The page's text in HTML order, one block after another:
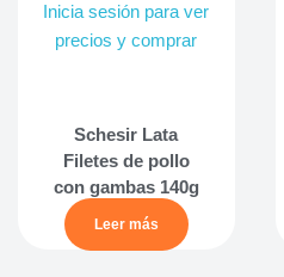
Inicia sesión para ver
precios y comprar
Schesir Lata
Filetes de pollo
con gambas 140g
Leer más